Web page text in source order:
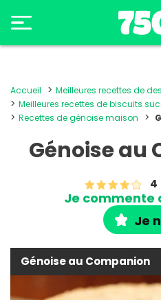
Accueil
Meilleures recettes de
Meilleures recettes de biscuits
Recettes de génoise maison
Génoise au
4
Je commente
Je
Génoise au Companion